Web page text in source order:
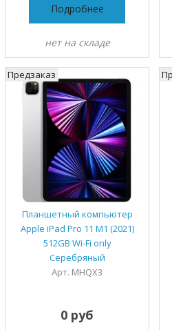
Подробнее
нет на складе
Планшетный компьютер
Apple iPad Pro 11 M1 (2021)
512GB Wi-Fi only
Серебряный
Арт. MHQX3
Предзаказ
0 руб